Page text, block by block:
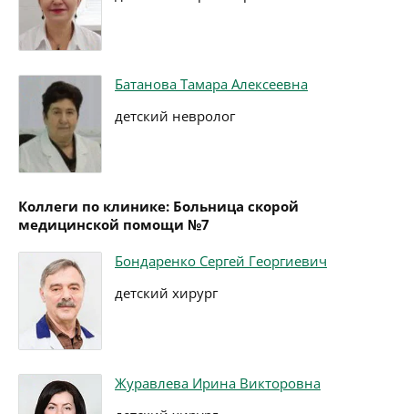
Батанова Тамара Алексеевна
детский невролог
Коллеги по клинике: Больница скорой
медицинской помощи №7
Бондаренко Сергей Георгиевич
детский хирург
Журавлева Ирина Викторовна